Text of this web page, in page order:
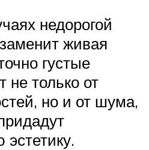
недорогой
живая
густые
не только от
но и от шума,